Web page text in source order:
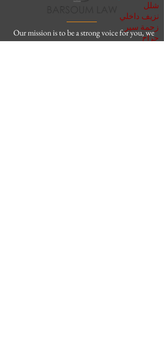
شلل
نزيف داخلي
زحمة سير
جراح
Our mission is to be a strong voice for you, we
are your personal professional advocates.